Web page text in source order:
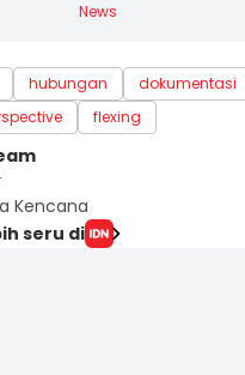
News
hubungan
dokumentasi
flexing
Kencana
seru di